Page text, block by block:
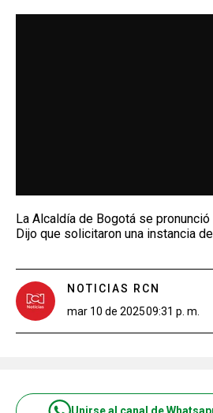
EMISIÓN 11:30 PM
La Alcaldía de Bogotá se
Dijo que solicitaron una instancia
NOTICIAS RCN
mar 10 de 202509:31 p. m.